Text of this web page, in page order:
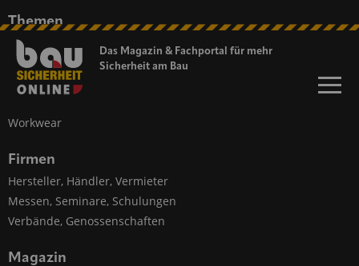
Das Magazin & Fachportal für mehr
Sicherheit am Bau
Themen
Persönlicher Schutz
Baustellen-Sicherheit
Fahrzeug-Sicherheit
Workwear
Firmen
Hersteller, Händler, Vermieter
Messen, Seminare, Schulungen
Verbände, Genossenschaften
Magazin